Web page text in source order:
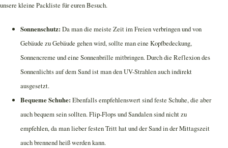
unsere kleine Packliste für euren Besuch.
Sonnenschutz: Da man die meiste Zeit im Freien verbringen und von
Gebäude zu Gebäude gehen wird, sollte man eine Kopfbedeckung,
Sonnencreme und eine Sonnenbrille mitbringen. Durch die Reflexion des
Sonnenlichts auf dem Sand ist man den UV-Strahlen auch indirekt
ausgesetzt.
Bequeme Schuhe: Ebenfalls empfehlenswert sind feste Schuhe, die aber
auch bequem sein sollten. Flip-Flops und Sandalen sind nicht zu
empfehlen, da man lieber festen Tritt hat und der Sand in der Mittagszeit
auch brennend heiß werden kann.